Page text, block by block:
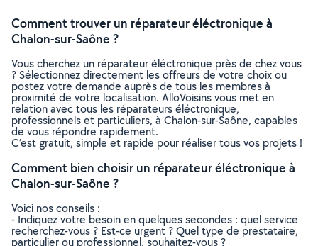
Comment trouver un réparateur éléctronique à
Chalon-sur-Saône ?
Vous cherchez un réparateur éléctronique près de chez vous
? Sélectionnez directement les offreurs de votre choix ou
postez votre demande auprès de tous les membres à
proximité de votre localisation. AlloVoisins vous met en
relation avec tous les réparateurs éléctronique,
professionnels et particuliers, à Chalon-sur-Saône, capables
de vous répondre rapidement.
C’est gratuit, simple et rapide pour réaliser tous vos projets !
Comment bien choisir un réparateur éléctronique à
Chalon-sur-Saône ?
Voici nos conseils :
- Indiquez votre besoin en quelques secondes : quel service
recherchez-vous ? Est-ce urgent ? Quel type de prestataire,
particulier ou professionnel, souhaitez-vous ?